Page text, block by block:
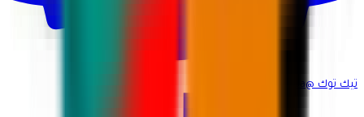
تيك توك @martina_ksa